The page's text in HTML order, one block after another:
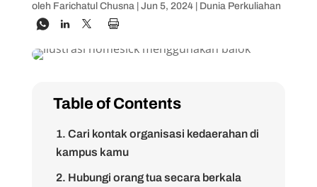
oleh Farichatul Chusna| Jun 5, 2024| Dunia Perkuliahan
Table of Contents
1. Cari kontak organisasi kedaerahan di
kampus kamu
2. Hubungi orang tua secara berkala